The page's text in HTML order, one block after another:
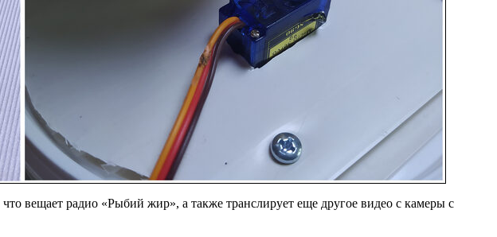
вещает радио «Рыбий жир», а также транслирует еще другое видео с камеры с